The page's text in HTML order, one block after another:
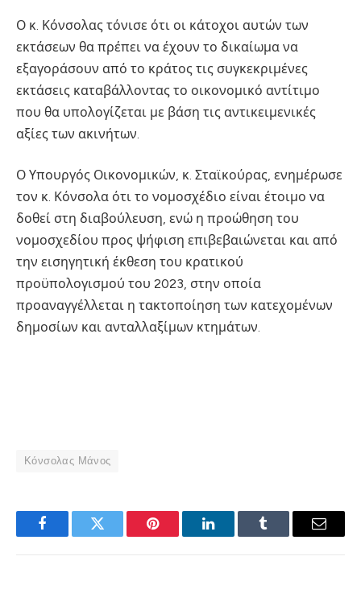
Ο κ. Κόνσολας τόνισε ότι οι κάτοχοι αυτών των
εκτάσεων θα πρέπει να έχουν το δικαίωμα να
εξαγοράσουν από το κράτος τις συγκεκριμένες
εκτάσεις καταβάλλοντας το οικονομικό αντίτιμο
που θα υπολογίζεται με βάση τις αντικειμενικές
αξίες των ακινήτων.
Ο Υπουργός Οικονομικών, κ. Σταϊκούρας, ενημέρωσε
τον κ. Κόνσολα ότι το νομοσχέδιο είναι έτοιμο να
δοθεί στη διαβούλευση, ενώ η προώθηση του
νομοσχεδίου προς ψήφιση επιβεβαιώνεται και από
την εισηγητική έκθεση του κρατικού
προϋπολογισμού του 2023, στην οποία
προαναγγέλλεται η τακτοποίηση των κατεχομένων
δημοσίων και ανταλλαξίμων κτημάτων.
Κόνσολας Μάνος
FacebookTwitter Pinterest LinkedInTumblr Email